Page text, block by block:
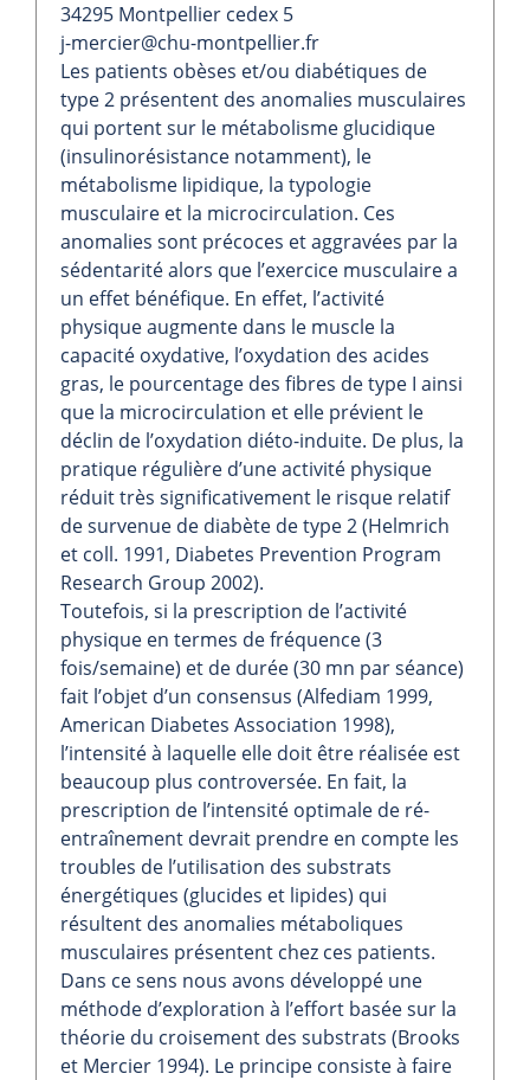
34295 Montpellier cedex 5
j-mercier@chu-montpellier.fr
Les patients obèses et/ou diabétiques de
type 2 présentent des anomalies musculaires
qui portent sur le métabolisme glucidique
(insulinorésistance notamment), le
métabolisme lipidique, la typologie
musculaire et la microcirculation. Ces
anomalies sont précoces et aggravées par la
sédentarité alors que l’exercice musculaire a
un effet bénéfique. En effet, l’activité
physique augmente dans le muscle la
capacité oxydative, l’oxydation des acides
gras, le pourcentage des fibres de type I ainsi
que la microcirculation et elle prévient le
déclin de l’oxydation diéto-induite. De plus, la
pratique régulière d’une activité physique
réduit très significativement le risque relatif
de survenue de diabète de type 2 (Helmrich
et coll. 1991, Diabetes Prevention Program
Research Group 2002).
Toutefois, si la prescription de l’activité
physique en termes de fréquence (3
fois/semaine) et de durée (30 mn par séance)
fait l’objet d’un consensus (Alfediam 1999,
American Diabetes Association 1998),
l’intensité à laquelle elle doit être réalisée est
beaucoup plus controversée. En fait, la
prescription de l’intensité optimale de ré-
entraînement devrait prendre en compte les
troubles de l’utilisation des substrats
énergétiques (glucides et lipides) qui
résultent des anomalies métaboliques
musculaires présentent chez ces patients.
Dans ce sens nous avons développé une
méthode d’exploration à l’effort basée sur la
théorie du croisement des substrats (Brooks
et Mercier 1994). Le principe consiste à faire